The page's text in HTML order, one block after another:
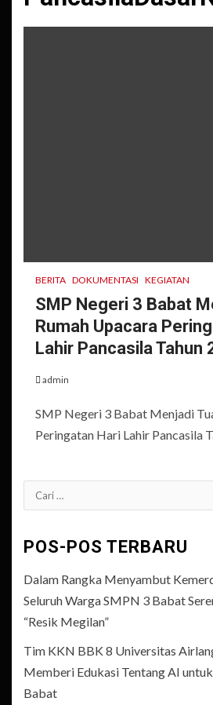
BERITA DOKUMENTASI KEGIATAN
SMP Negeri 3 Babat
Rumah Upacara
Lahir Pancasila Tahun
admin
SMP Negeri 3 Babat Menjadi
Peringatan Hari Lahir Pancasila
Cari
untuk:
POS-POS TERBARU
Dalam Rangka Menyambut
Seluruh Warga SMPN 3 Babat
“Resik Megilan”
Tim KKN BBK 8 Universitas
Memberi Edukasi Tentang AI
Babat